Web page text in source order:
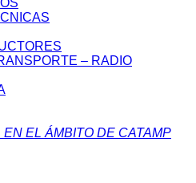
– RADIO
EL ÁMBITO DE CATAMP